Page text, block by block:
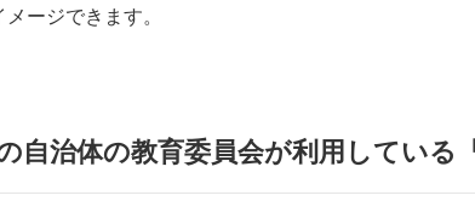
ージできます。
自治体の教育委員会が利用している